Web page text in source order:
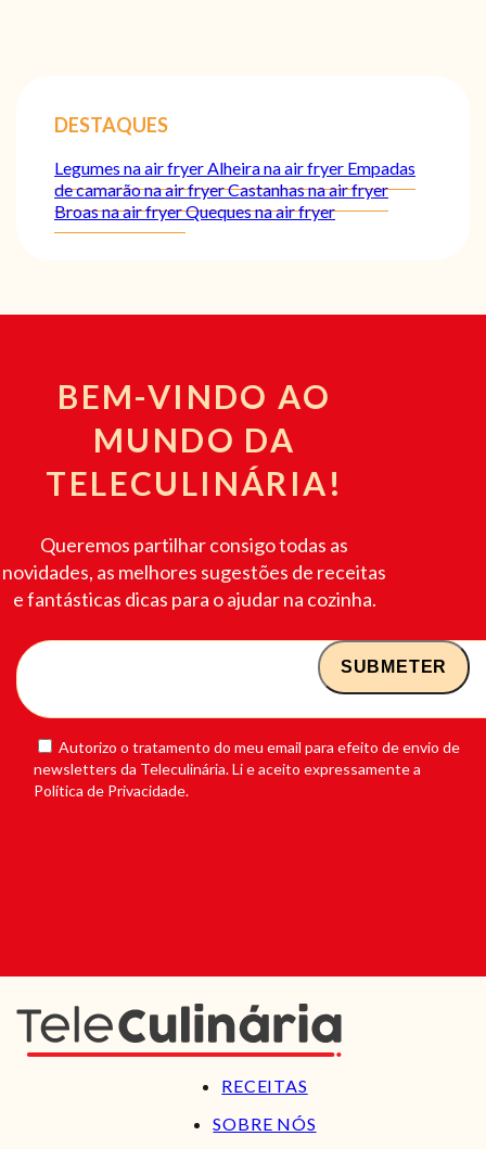
DESTAQUES
Legumes na air fryer Alheira na air fryer Empadas
de camarão na air fryerCastanhas na air fryer
Broas na air fryerQueques na air fryer
BEM-VINDO AO
MUNDO DA
TELECULINÁRIA!
Queremos partilhar consigo todas as
novidades, as melhores sugestões de receitas
e fantásticas dicas para o ajudar na cozinha.
Autorizo o tratamento do meu email para efeito de envio de
newsletters da Teleculinária. Li e aceito expressamente a
Política de Privacidade.
RECEITAS
SOBRE NÓS